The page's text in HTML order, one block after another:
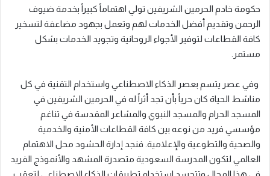
حكومة خادم الحرمين الشريفين تولي اهتماماً كبيراً بخدمة ضيوف
الرحمن وتقديم أفضل الخدمات لهم وتعمل بجهود مضاعفة لتسخير
كافة القطاعات لتوفير الأجواء الروحانية وتجويد الخدمات بشكل
مستمر.
وفي عصر يتسم بعصر الذكاء الاصطناعي واستخدام التقنية في كل
مناشط الحياة كان حرياً بأن تجد أثراً له في الحرمين الشريفين في
المسجد الحرام والمسجد النبوي والمشاعر المقدسة في تناغم
مؤسسي فريد من نوعه بين كافة القطاعات الأمنية والخدمية
والصحية والتطوعية والإعلامية. فنجد إدارة الحشود محل الاهتمام
العالمي لتكون المدرسة السعودية متصدرة المشهد والأنموذج الفريد
في هذا المجال وتتجسد استخدام تطبيقات الذكاء الاصطناعي لتعقب